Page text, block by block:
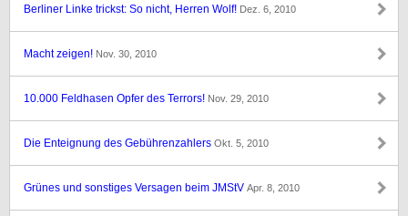
Berliner Linke trickst: So nicht, Herren Wolf! Dez. 6, 2010
Macht zeigen! Nov. 30, 2010
10.000 Feldhasen Opfer des Terrors! Nov. 29, 2010
Die Enteignung des Gebührenzahlers Okt. 5, 2010
Grünes und sonstiges Versagen beim JMStV Apr. 8, 2010